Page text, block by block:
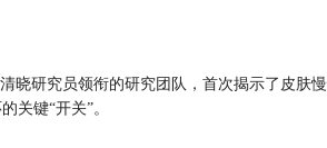
晓研究员领衔的研究团队，首次揭示了皮肤
关键“开关”。